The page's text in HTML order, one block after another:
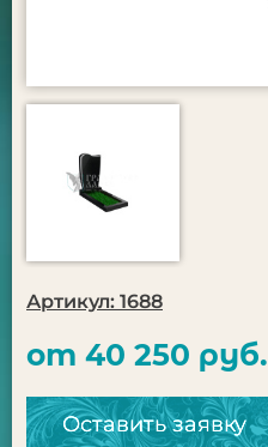
Артикул: 1688
от 40 250 руб.
Оставить заявку